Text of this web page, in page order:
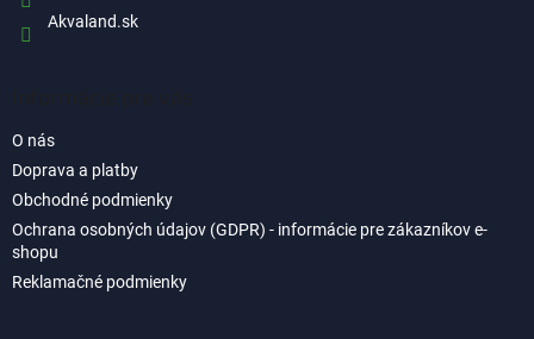
Akvaland.sk
O nás
Doprava a platby
Obchodné podmienky
Ochrana osobných údajov (GDPR) - informácie pre zákazníkov e-
shopu
Reklamačné podmienky